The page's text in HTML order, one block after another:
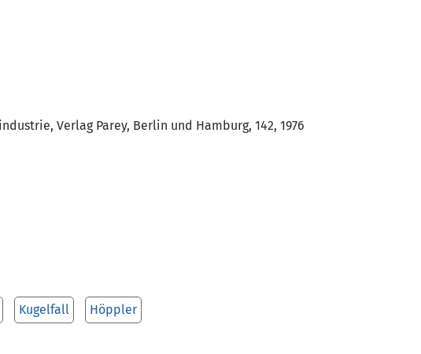
Verlag Parey, Berlin und Hamburg, 142, 1976
Kugelfall Höppler